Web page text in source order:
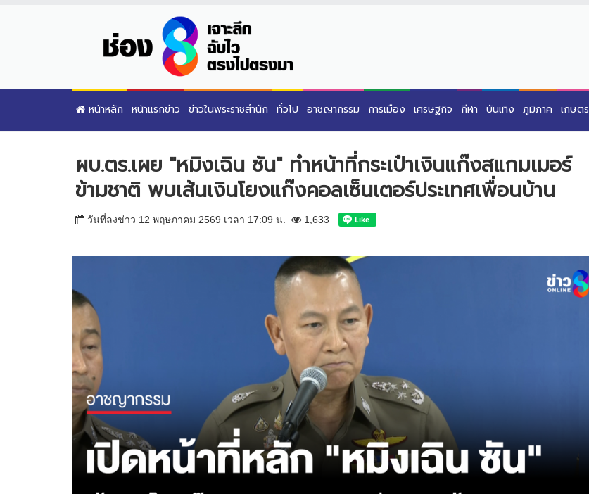
หน้าหลัก หน้าแรกข่าว ข่าวในพระราชสำนัก ทั่วไป อาชญากรรม การเมือง เศรษฐกิจ กีฬา บันเทิง ภูมิภาค เกษตร
ผบ.ตร.เผย "หมิงเฉิน ซัน" ทำหน้าที่กระเป๋าเงินแก๊งสแกมเมอร์
ข้ามชาติ พบเส้นเงินโยงแก๊งคอลเซ็นเตอร์ประเทศเพื่อนบ้าน
วันที่ลงข่าว 12 พฤษภาคม 2569 เวลา 17:09 น. 1,633